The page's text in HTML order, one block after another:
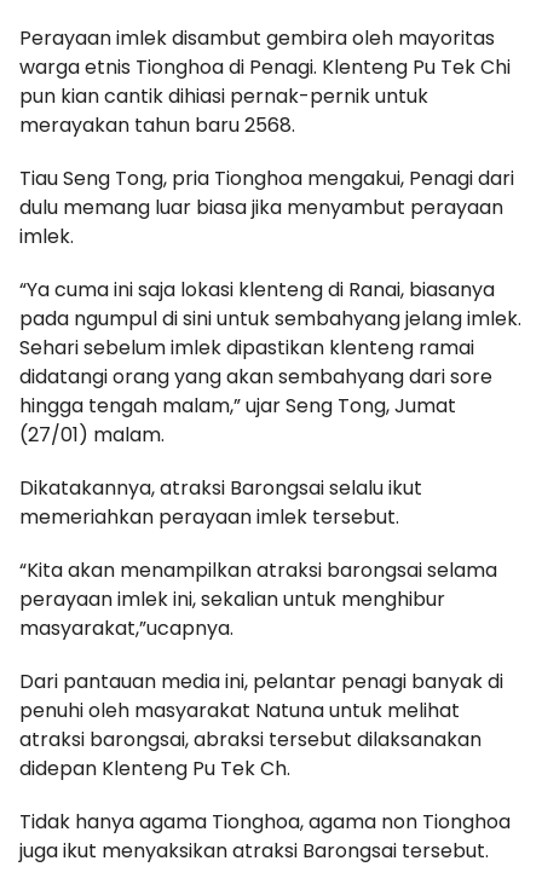
Perayaan imlek disambut gembira oleh mayoritas
warga etnis Tionghoa di Penagi. Klenteng Pu Tek Chi
pun kian cantik dihiasi pernak-pernik untuk
merayakan tahun baru 2568.
Tiau Seng Tong, pria Tionghoa mengakui, Penagi dari
dulu memang luar biasa jika menyambut perayaan
imlek.
“Ya cuma ini saja lokasi klenteng di Ranai, biasanya
pada ngumpul di sini untuk sembahyang jelang imlek.
Sehari sebelum imlek dipastikan klenteng ramai
didatangi orang yang akan sembahyang dari sore
hingga tengah malam,” ujar Seng Tong, Jumat
(27/01) malam.
Dikatakannya, atraksi Barongsai selalu ikut
memeriahkan perayaan imlek tersebut.
“Kita akan menampilkan atraksi barongsai selama
perayaan imlek ini, sekalian untuk menghibur
masyarakat,”ucapnya.
Dari pantauan media ini, pelantar penagi banyak di
penuhi oleh masyarakat Natuna untuk melihat
atraksi barongsai, abraksi tersebut dilaksanakan
didepan Klenteng Pu Tek Ch.
Tidak hanya agama Tionghoa, agama non Tionghoa
juga ikut menyaksikan atraksi Barongsai tersebut.